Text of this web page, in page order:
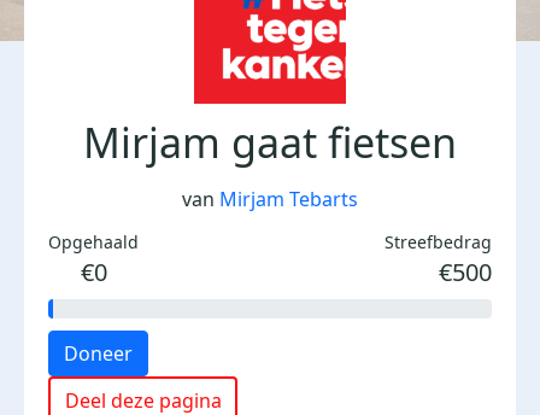
Mirjam gaat fietsen
van Mirjam Tebarts
Opgehaald
€0
Streefbedrag
€500
Doneer
Deel deze pagina